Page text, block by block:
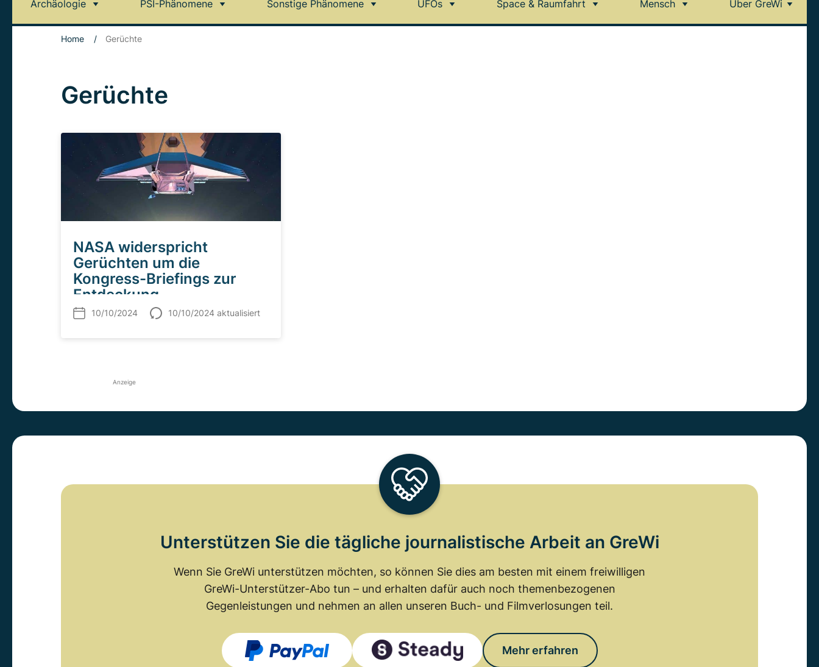
Archäologie PSI-Phänomene Sonstige Phänomene UFOs Space & Raumfahrt Mensch Über GreWi
Home / Gerüchte
Gerüchte
NASA widerspricht
Gerüchten um die
Kongress-Briefings zur
Entdeckung
außerirdischen Lebens mit
10/10/2024 10/10/2024 aktualisiert
Anzeige
Unterstützen Sie die tägliche journalistische Arbeit an GreWi
Wenn Sie GreWi unterstützen möchten, so können Sie dies am besten mit einem freiwilligen
GreWi-Unterstützer-Abo tun – und erhalten dafür auch noch themenbezogenen
Gegenleistungen und nehmen an allen unseren Buch- und Filmverlosungen teil.
Mehr erfahren